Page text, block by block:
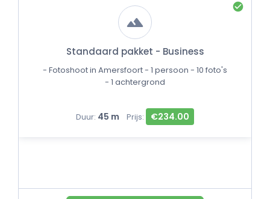
Standaard pakket - Business
- Fotoshoot in Amersfoort - 1 persoon - 10 foto's
- 1 achtergrond
Duur: 45 m Prijs: €234.00